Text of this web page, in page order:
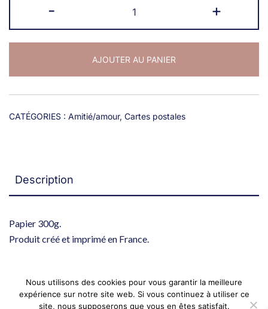
-
de
Carte
poule"
+
AJOUTER AU PANIER
CATÉGORIES : Amitié/amour, Cartes postales
Description
Papier 300g.
Produit créé et imprimé en France.
© 2026 Happypotame. Tous droits réservés. Site
Nous utilisons des cookies pour vous garantir la meilleure
expérience sur notre site web. Si vous continuez à utiliser ce
site, nous supposerons que vous en êtes satisfait.